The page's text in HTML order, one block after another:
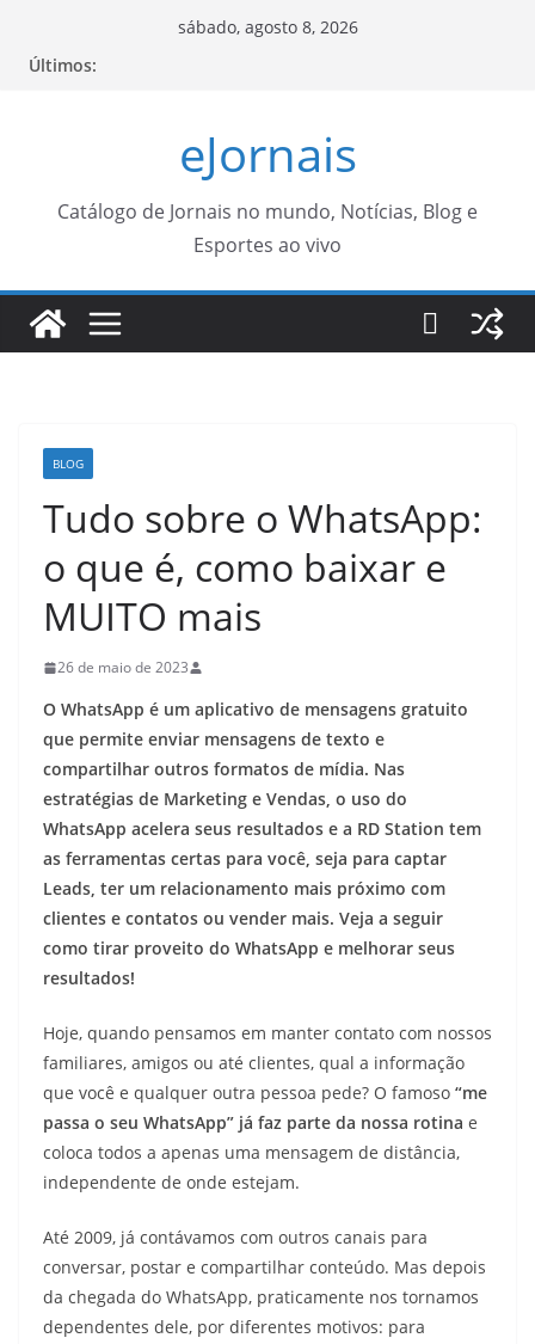
sábado, agosto 8, 2026
Últimos:
eJornais
Catálogo de Jornais no mundo, Notícias, Blog e
Esportes ao vivo
BLOG
Tudo sobre o WhatsApp:
o que é, como baixar e
MUITO mais
26 de maio de 2023
O WhatsApp é um aplicativo de mensagens gratuito
que permite enviar mensagens de texto e
compartilhar outros formatos de mídia. Nas
estratégias de Marketing e Vendas, o uso do
WhatsApp acelera seus resultados e a RD Station tem
as ferramentas certas para você, seja para captar
Leads, ter um relacionamento mais próximo com
clientes e contatos ou vender mais. Veja a seguir
como tirar proveito do WhatsApp e melhorar seus
resultados!
Hoje, quando pensamos em manter contato com nossos
familiares, amigos ou até clientes, qual a informação
que você e qualquer outra pessoa pede? O famoso “me
passa o seu WhatsApp” já faz parte da nossa rotina e
coloca todos a apenas uma mensagem de distância,
independente de onde estejam.
Até 2009, já contávamos com outros canais para
conversar, postar e compartilhar conteúdo. Mas depois
da chegada do WhatsApp, praticamente nos tornamos
dependentes dele, por diferentes motivos: para